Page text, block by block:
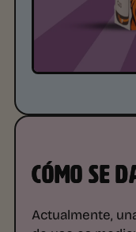
CÓMO SE
Actualmente,